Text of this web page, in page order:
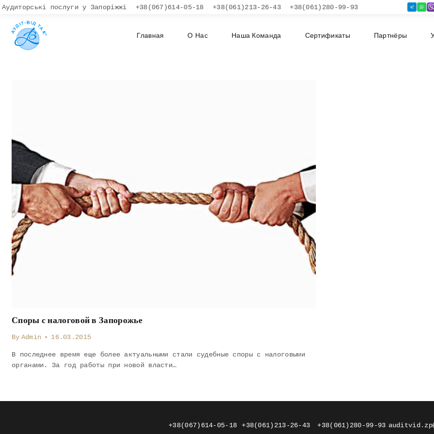
Skip
content
Аудиторські послуги у Запоріжжі +38(067)614-05-18 +38(061)213-26-43 +38(061)280-99-93
Главная О Нас Наша Команда Сертификаты Партнёры
Споры с налоговой в Запорожье
By Admin 16.03.2015
В последнее время еще более актуальными стали судебные споры с налоговыми
органами. За год работы при новой власти…
+38(067)614-05-18 +38(061)213-26-43 +38(061)280-99-93